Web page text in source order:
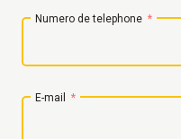
Numero de telephone
E-mail